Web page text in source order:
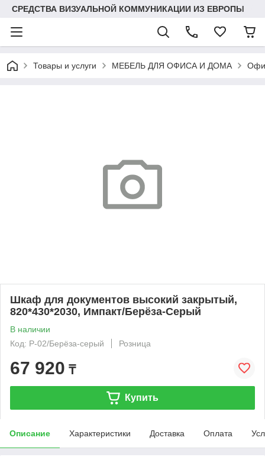
СРЕДСТВА ВИЗУАЛЬНОЙ КОММУНИКАЦИИ ИЗ ЕВРОПЫ
Товары и услуги МЕБЕЛЬ ДЛЯ ОФИСА И ДОМА
Шкаф для документов высокий закрытый,
820*430*2030, Импакт/Берёза-Серый
В наличии
Код: Р-02/Берёза-серый
Розница
67 920 ₸
Купить
Описание Характеристики Доставка Оплата